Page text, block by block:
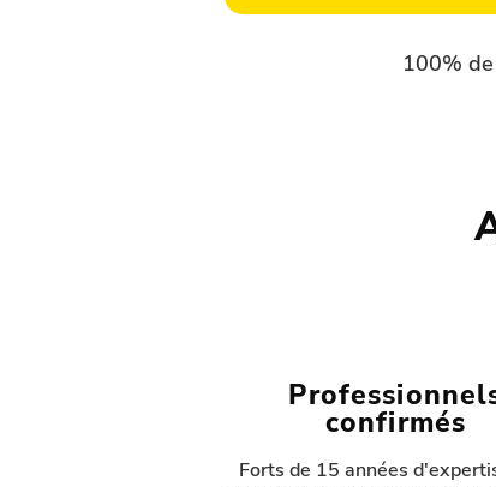
100%
confirmés
Forts de 15 années